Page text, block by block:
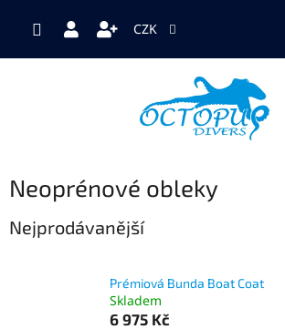
CZK
Neoprénové obleky
Nejprodávanější
Prémiová Bunda Boat Coat
Skladem
6 975 Kč